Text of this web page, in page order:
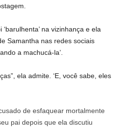
na vizinhança e ela
Samantha nas redes sociais
a machucá-la’.
ela admite. ‘E, você sabe, eles